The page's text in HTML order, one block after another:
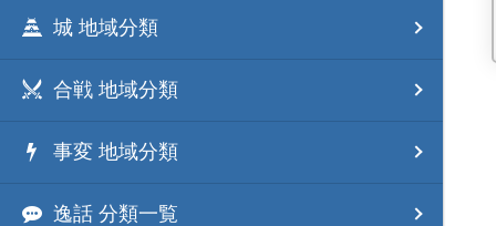
城 地域分類
合戦 地域分類
事変 地域分類
逸話 分類一覧